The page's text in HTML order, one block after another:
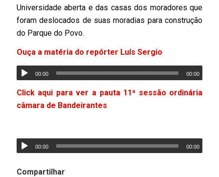
Universidade aberta e das casas dos moradores que
foram deslocados de suas moradias para construção
do Parque do Povo.
Ouça a matéria do repórter Luís Sergio
00:00 00:00
Click aqui para ver a pauta 11ª sessão ordinária
câmara de Bandeirantes
00:00 00:00
Compartilhar